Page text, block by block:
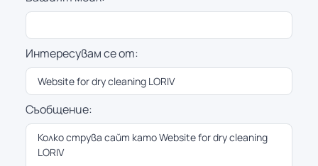
Интересувам се от:
Съобщение: